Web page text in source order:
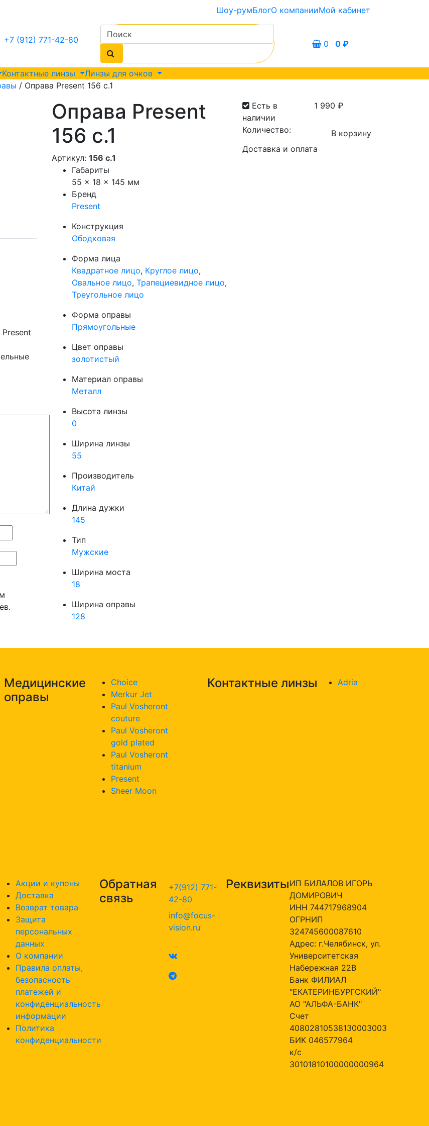
Шоу-румБлогО компанииМой кабинет
+7 (912) 771-42-80 0 0 ₽
Контактные линзы
Линзы для очков
/ Оправа Present 156 с.1
Оправа Present
156 с.1
Артикул: 156 с.1
Габариты
55 × 18 × 145 мм
Бренд
Present
Конструкция
Ободковая
Форма лица
Квадратное лицо, Круглое лицо,
Овальное лицо, Трапециевидное лицо,
Треугольное лицо
Форма оправы
Прямоугольные
Цвет оправы
золотистый
Материал оправы
Металл
Высота линзы
0
Ширина линзы
55
Производитель
Китай
Длина дужки
145
Тип
Мужские
Ширина моста
18
Ширина оправы
128
Есть в
наличии
1 990 ₽
Количество:
товара
В корзину
Доставка и оплата
Медицинские
оправы
Choice
Merkur Jet
Paul Vosheront
couture
Paul Vosheront
gold plated
Paul Vosheront
titanium
Present
Sheer Moon
Контактные линзы Adria
Акции и купоны
Доставка
Возврат товара
Защита
персональных
данных
О компании
Правила оплаты,
безопасность
платежей и
конфиденциальность
информации
Политика
конфиденциальности
Обратная
связь
+7(912) 771-
42-80
info@focus-
vision.ru
РеквизитыИП БИЛАЛОВ ИГОРЬ
ДОМИРОВИЧ
ИНН 744717968904
ОГРНИП
324745600087610
Адрес: г.Челябинск, ул.
Университетская
Набережная 22В
Банк ФИЛИАЛ
"ЕКАТЕРИНБУРГСКИЙ"
АО "АЛЬФА-БАНК"
Счет
40802810538130003003
БИК 046577964
к/с
30101810100000000964